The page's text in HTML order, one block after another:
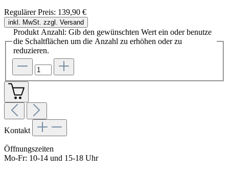
Regulärer Preis: 139,90 €
inkl. MwSt. zzgl. Versand
Produkt Anzahl: Gib den gewünschten Wert ein oder benutze
die Schaltflächen um die Anzahl zu erhöhen oder zu
reduzieren.
Kontakt
Öffnungszeiten
Mo-Fr: 10-14 und 15-18 Uhr